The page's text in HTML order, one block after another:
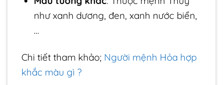
như xanh dương, đen, xanh nước biển,
…
Chi tiết tham khảo; Người mệnh Hỏa hợp
khắc màu gì ?